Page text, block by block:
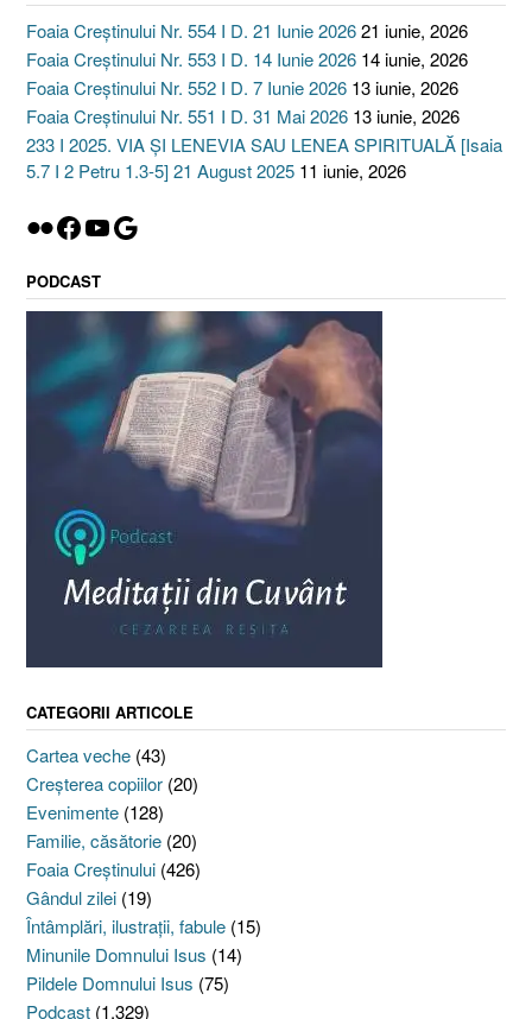
Foaia Creștinului Nr. 554 I D. 21 Iunie 202621 iunie, 2026
Foaia Creștinului Nr. 553 I D. 14 Iunie 2026 14 iunie, 2026
Foaia Creștinului Nr. 552 I D. 7 Iunie 2026 13 iunie, 2026
Foaia Creștinului Nr. 551 I D. 31 Mai 2026 13 iunie, 2026
233 I 2025. VIA ȘI LENEVIA SAU LENEA SPIRITUALĂ [Isaia
5.7 I 2 Petru 1.3-5] 21 August 2025 11 iunie, 2026
Flickr
Facebook
YouTube
Google
PODCAST
CATEGORII ARTICOLE
Cartea veche (43)
Creşterea copiilor (20)
Evenimente (128)
Familie, căsătorie (20)
Foaia Creştinului (426)
Gândul zilei (19)
Întâmplări, ilustraţii, fabule (15)
Minunile Domnului Isus (14)
Pildele Domnului Isus (75)
Podcast (1.329)